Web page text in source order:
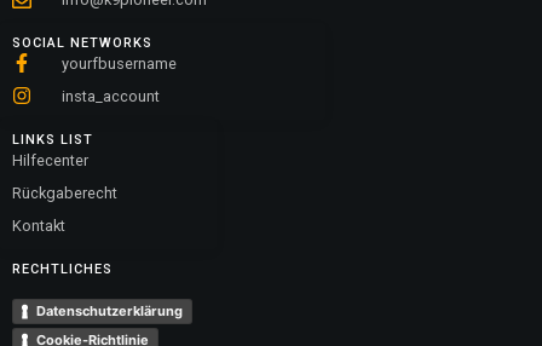
SOCIAL NETWORKS
yourfbusername
insta_account
LINKS LIST
Hilfecenter
Rückgaberecht
Kontakt
RECHTLICHES
Datenschutzerklärung
Cookie-Richtlinie